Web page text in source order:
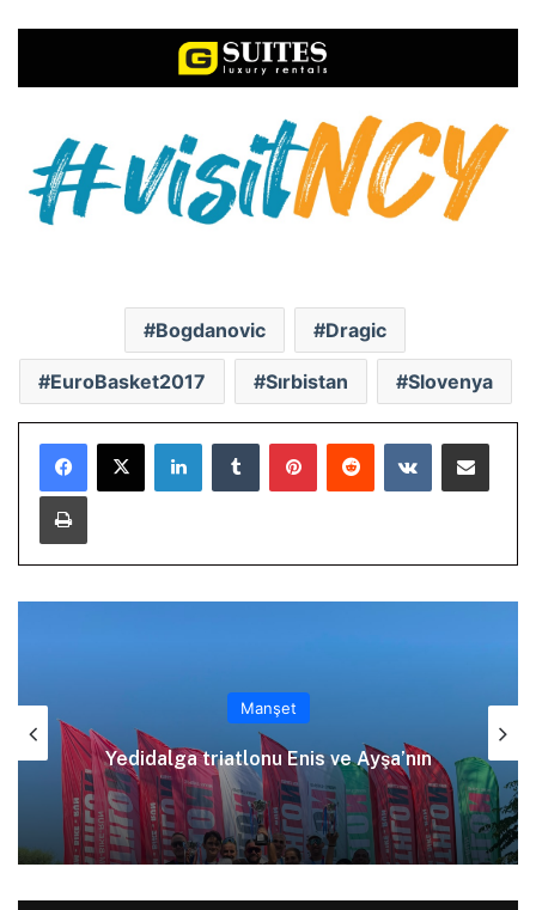
Bogdanovic Dragic
EuroBasket2017 Sırbistan Slovenya
LinkedInTumblr PinterestReddit VKontakteE-Posta ile paylaş
Yazdır
Manşet
Yedidalga triatlonu Enis ve Ayşa’nın